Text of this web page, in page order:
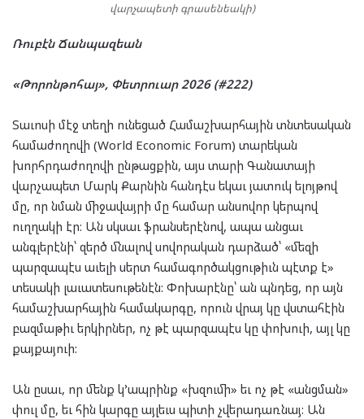
վարչապետի գրասենեակի)
Ռուբէն Ճանպազեան
«Թորոնթոհայ», Փետրուար 2026 (#222)
Տաւոսի մէջ տեղի ունեցած Համաշխարհային տնտեսական
համաժողովի (World Economic Forum) տարեկան
խորհրդաժողովի ընթացքին, այս տարի Գանատայի
վարչապետ Մարկ Քարնին հանդէս եկաւ յատուկ ելոյթով
մը, որ նման միջավայրի մը համար անսովոր կերպով
ուղղակի էր: Ան սկսաւ ֆրանսերէնով, ապա անցաւ
անգլերէնի՝ զերծ մնալով սովորական դարձած՝ «մեզի
պարզապէս աւելի սերտ համագործակցութիւն պէտք է»
տեսակի լաւատեսութենէն: Փոխարէնը՝ ան պնդեց, որ այն
համաշխարհային համակարգը, որուն վրայ կը վստահէին
բազմաթիւ երկիրներ, ոչ թէ պարզապէս կը փոխուի, այլ կը
քայքայուի:
Ան ըսաւ, որ մենք կ’ապրինք «խզումի» եւ ոչ թէ «անցման»
փուլ մը, եւ հին կարգը այլեւս պիտի չվերադառնայ: Ան